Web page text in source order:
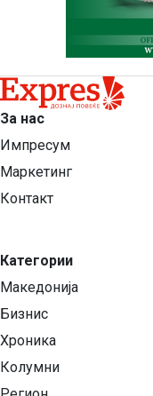
За нас
Импресум
Маркетинг
Контакт
Категории
Македонија
Бизнис
Хроника
Колумни